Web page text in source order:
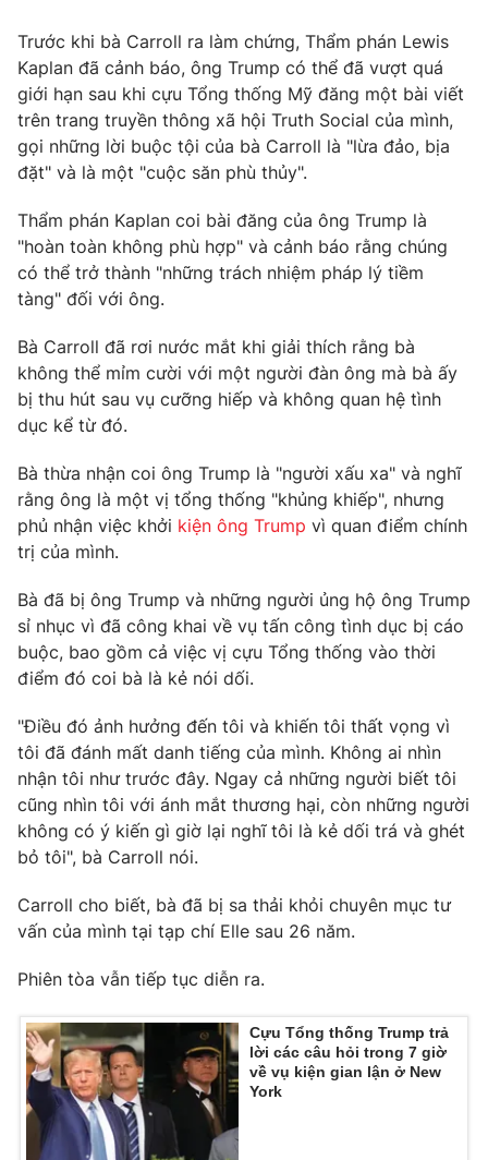
VTV4 Vươn mình bằng AI
VTV9 VTV8
Liên hệ tòa soạn English
THỜI BÁO VTV
Theo dõi báo trên
Cơ quan báo chí: Thời báo VTV
Giấy phép hoạt động báo in và báo điện tử số 483/GP-BTTTT
cấp ngày 29/12/2023
Phó Tổng Biên tập:Nguyễn Thị Mỹ Hạnh, Phạm Quốc Thắng,
Nguyễn Trọng Ninh
Tổng đài VTV:024.38 355 931 - 024.38 355 932
Ðiện thoại Thời báo VTV:024.66 897 897
Liên hệ quảng cáo:
024-7300.7108
® Cấm sao chép dưới mọi hình thức nếu không có sự chấp
thuận bằng văn bản. Ghi rõ nguồn VTV.vn khi phát hành lại
thông tin từ website này.
Trước khi bà Carroll ra làm chứng, Thẩm phán Lewis
Kaplan đã cảnh báo, ông Trump có thể đã vượt quá
giới hạn sau khi cựu Tổng thống Mỹ đăng một bài viết
trên trang truyền thông xã hội Truth Social của mình,
gọi những lời buộc tội của bà Carroll là "lừa đảo, bịa
đặt" và là một "cuộc săn phù thủy".
Thẩm phán Kaplan coi bài đăng của ông Trump là
"hoàn toàn không phù hợp" và cảnh báo rằng chúng
có thể trở thành "những trách nhiệm pháp lý tiềm
tàng" đối với ông.
Bà Carroll đã rơi nước mắt khi giải thích rằng bà
không thể mỉm cười với một người đàn ông mà bà ấy
bị thu hút sau vụ cưỡng hiếp và không quan hệ tình
dục kể từ đó.
Bà thừa nhận coi ông Trump là "người xấu xa" và nghĩ
rằng ông là một vị tổng thống "khủng khiếp", nhưng
phủ nhận việc khởi kiện ông Trump vì quan điểm chính
trị của mình.
Bà đã bị ông Trump và những người ủng hộ ông Trump
sỉ nhục vì đã công khai về vụ tấn công tình dục bị cáo
buộc, bao gồm cả việc vị cựu Tổng thống vào thời
điểm đó coi bà là kẻ nói dối.
"Điều đó ảnh hưởng đến tôi và khiến tôi thất vọng vì
tôi đã đánh mất danh tiếng của mình. Không ai nhìn
nhận tôi như trước đây. Ngay cả những người biết tôi
cũng nhìn tôi với ánh mắt thương hại, còn những người
không có ý kiến gì giờ lại nghĩ tôi là kẻ dối trá và ghét
bỏ tôi", bà Carroll nói.
Carroll cho biết, bà đã bị sa thải khỏi chuyên mục tư
vấn của mình tại tạp chí Elle sau 26 năm.
Phiên tòa vẫn tiếp tục diễn ra.
Cựu Tổng thống Trump trả
lời các câu hỏi trong 7 giờ
về vụ kiện gian lận ở New
York